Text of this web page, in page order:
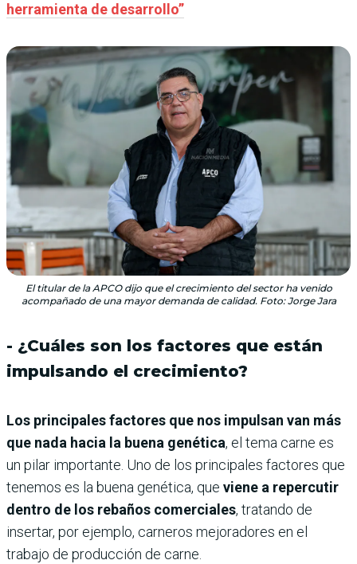
herramienta de desarrollo”
El titular de la APCO dijo que el crecimiento del sector ha venido
acompañado de una mayor demanda de calidad. Foto: Jorge Jara
- ¿Cuáles son los factores que están
impulsando el crecimiento?
Los principales factores que nos impulsan van más
que nada hacia la buena genética, el tema carne es
un pilar importante. Uno de los principales factores que
tenemos es la buena genética, que viene a repercutir
dentro de los rebaños comerciales, tratando de
insertar, por ejemplo, carneros mejoradores en el
trabajo de producción de carne.